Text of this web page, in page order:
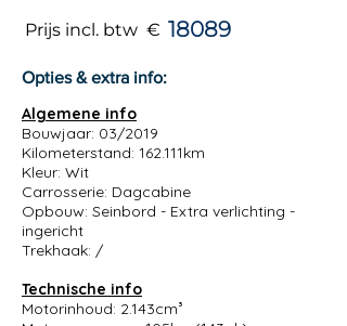
Prijs incl. btw € 18089
Opties & extra info:
Algemene info
Bouwjaar: 03/2019
Kilometerstand: 162.111km
Kleur: Wit
Carrosserie: Dagcabine
Opbouw: Seinbord - Extra verlichting -
ingericht
Trekhaak: /
Technische info
Motorinhoud: 2.143cm³